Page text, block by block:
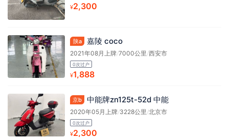
¥2,300
陕a 嘉陵 coco
2021年08月上牌/7000公里 /西安市
0次过户
¥1,888
京b 中能牌zn125t-52d 中能
2020年05月上牌/3228公里 /北京市
0次过户
¥2,300